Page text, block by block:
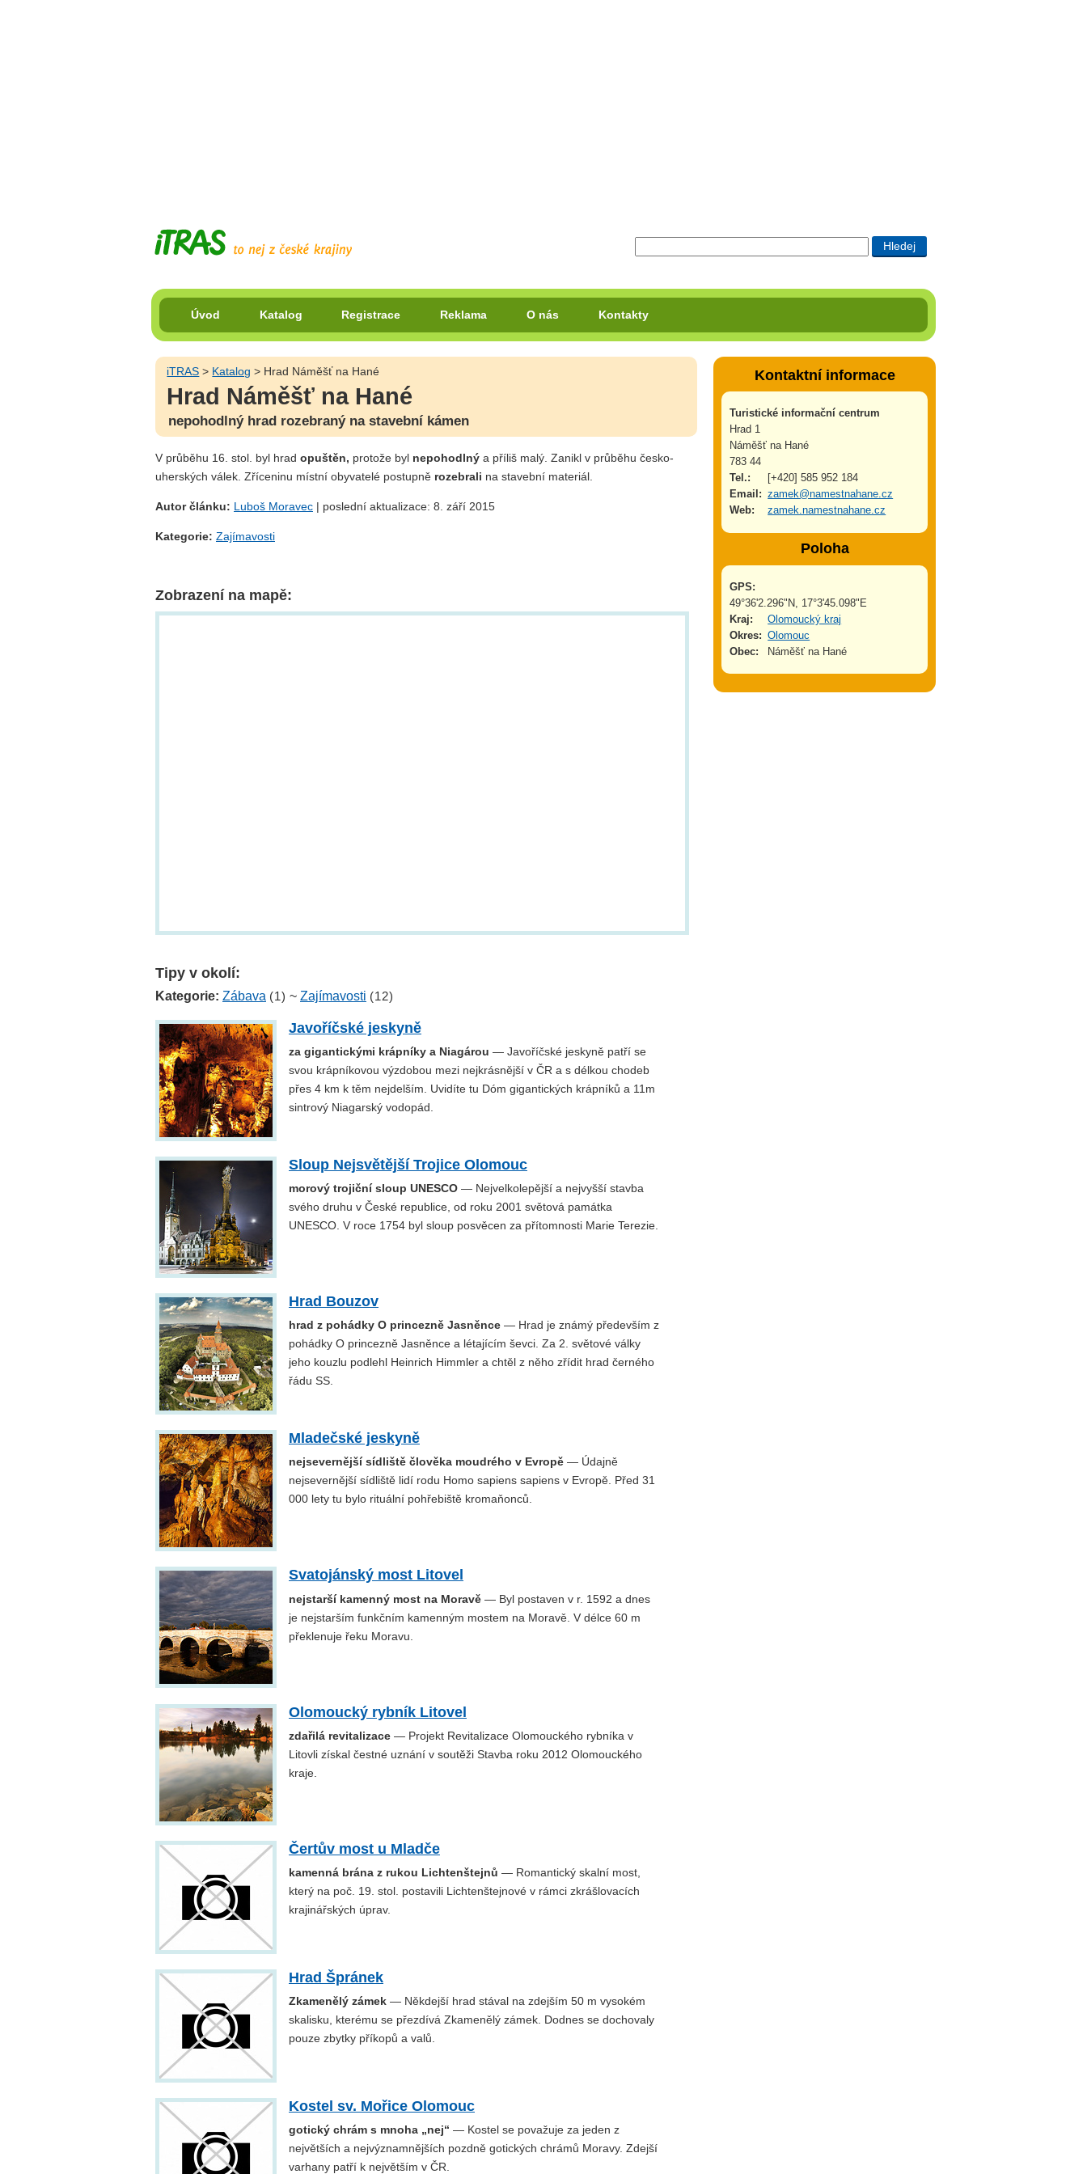
Úvod Katalog Registrace Reklama O nás Kontakty
iTRAS > Katalog > Hrad Náměšť na Hané
Hrad Náměšť na Hané
nepohodlný hrad rozebraný na stavební kámen
V průběhu 16. stol. byl hrad opuštěn, protože byl nepohodlný a příliš malý. Zanikl v průběhu česko-
uherských válek. Zříceninu místní obyvatelé postupně rozebrali na stavební materiál.
Autor článku: Luboš Moravec | poslední aktualizace: 8. září 2015
Kategorie: Zajímavosti
Zobrazení na mapě:
Tipy v okolí:
Kategorie: Zábava (1) ~ Zajímavosti (12)
Javoříčské jeskyně
za gigantickými krápníky a Niagárou — Javoříčské jeskyně patří se
svou krápníkovou výzdobou mezi nejkrásnější v ČR a s délkou chodeb
přes 4 km k těm nejdelším. Uvidíte tu Dóm gigantických krápníků a 11m
sintrový Niagarský vodopád.
Sloup Nejsvětější Trojice Olomouc
morový trojiční sloup UNESCO — Nejvelkolepější a nejvyšší stavba
svého druhu v České republice, od roku 2001 světová památka
UNESCO. V roce 1754 byl sloup posvěcen za přítomnosti Marie Terezie.
Hrad Bouzov
hrad z pohádky O princezně Jasněnce — Hrad je známý především z
pohádky O princezně Jasněnce a létajícím ševci. Za 2. světové války
jeho kouzlu podlehl Heinrich Himmler a chtěl z něho zřídit hrad černého
řádu SS.
Mladečské jeskyně
nejsevernější sídliště člověka moudrého v Evropě — Údajně
nejsevernější sídliště lidí rodu Homo sapiens sapiens v Evropě. Před 31
000 lety tu bylo rituální pohřebiště kromaňonců.
Svatojánský most Litovel
nejstarší kamenný most na Moravě — Byl postaven v r. 1592 a dnes
je nejstarším funkčním kamenným mostem na Moravě. V délce 60 m
překlenuje řeku Moravu.
Olomoucký rybník Litovel
zdařilá revitalizace — Projekt Revitalizace Olomouckého rybníka v
Litovli získal čestné uznání v soutěži Stavba roku 2012 Olomouckého
kraje.
Čertův most u Mladče
kamenná brána z rukou Lichtenštejnů — Romantický skalní most,
který na poč. 19. stol. postavili Lichtenštejnové v rámci zkrášlovacích
krajinářských úprav.
Hrad Špránek
Zkamenělý zámek — Někdejší hrad stával na zdejším 50 m vysokém
skalisku, kterému se přezdívá Zkamenělý zámek. Dodnes se dochovaly
pouze zbytky příkopů a valů.
Kostel sv. Mořice Olomouc
gotický chrám s mnoha „nej“ — Kostel se považuje za jeden z
největších a nejvýznamnějších pozdně gotických chrámů Moravy. Zdejší
varhany patří k největším v ČR.
Kontaktní informace
Turistické informační centrum
Hrad 1
Náměšť na Hané
783 44
Tel.:
[+420] 585 952 184
Email: zamek@namestnahane.cz
Web:
zamek.namestnahane.cz
Poloha
GPS:
49°36'2.296"N, 17°3'45.098"E
Kraj:
Olomoucký kraj
Okres: Olomouc
Obec:
Náměšť na Hané